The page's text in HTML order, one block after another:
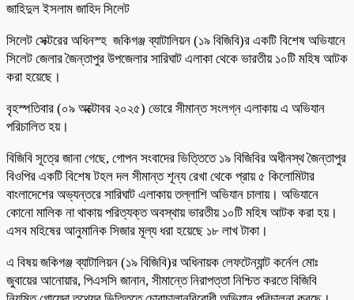
জাহিদুল ইসলাম জাহিদ সিলেট
সিলেট সেক্টরের অধিনস্হ জকিগঞ্জ ব্যাটালিয়ন (১৯ বিজিবি)র একটি বিশেষ অভিযানে
সিলেট জেলার জৈন্তাপুর উপজেলার সারিঘাট এলাকা থেকে ভারতীয় ১০টি মহিষ আটক
করা হয়েছে।
বৃহস্পতিবার (০৯ অক্টোবর ২০২৫) ভোরে সীমান্ত সংলগ্ন এলাকায় এ অভিযান
পরিচালিত হয়।
বিজিবি সূত্রে জানা গেছে, গোপন সংবাদের ভিত্তিতে ১৯ বিজিবির অধীনস্থ জৈন্তাপুর
বিওপির একটি বিশেষ টহল দল সীমান্ত শূন্য রেখা থেকে প্রায় ৫ কিলোমিটার
বাংলাদেশের অভ্যন্তরে সারিঘাট এলাকায় তল্লাশি অভিযান চালায়। অভিযানে
কোনো মালিক না থাকায় পরিত্যক্ত অবস্থায় ভারতীয় ১০টি মহিষ আটক করা হয়।
এসব মহিষের আনুমানিক সিজার মূল্য ধরা হয়েছে ১৮ লাখ টাকা।
এ বিষয় জকিগঞ্জ ব্যাটালিয়ন (১৯ বিজিবি)র অধিনায়ক লেফটেন্যান্ট কর্নেল মোঃ
জুবায়ের আনোয়ার, পিএসসি জানান, সীমান্তে নিরাপত্তা নিশ্চিত করতে বিজিবি